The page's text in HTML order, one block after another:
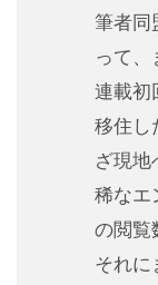
筆者同
って、
連載初
移住し
ざ現地
稀なエ
の閲覧
それに